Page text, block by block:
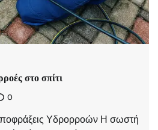
στο σπίτι
0
Υδρορροών Η σωστή